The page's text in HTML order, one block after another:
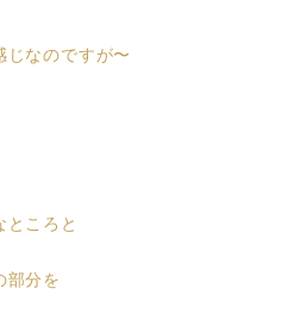
じなのですが〜
ところと
部分を